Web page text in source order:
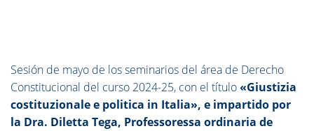
Sesión de mayo de los seminarios del área de Derecho
Constitucional del curso 2024-25, con el título«Giustizia
costituzionale e politica in Italia», e impartido por
la Dra. Diletta Tega, Professoressa ordinaria de